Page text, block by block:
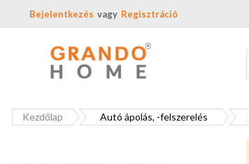
Bejelentkezés Regisztráció
Kezdőlap Autó ápolás, -felszerelés